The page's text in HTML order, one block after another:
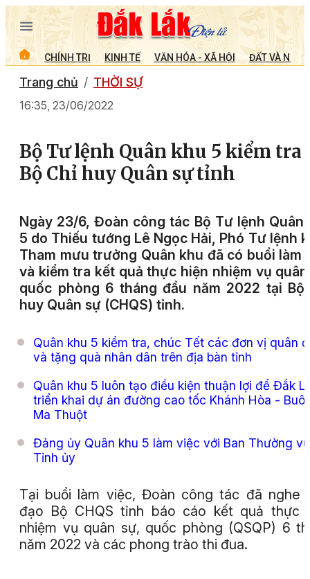
CHÍNH TRỊ KINH TẾ VĂN HÓA - XÃ HỘI ĐẤT VÀ
Trang chủ THỜI SỰ
16:35, 23/06/2022
Bộ Tư lệnh Quân khu 5 kiểm tra
Bộ Chỉ huy Quân sự tỉnh
Ngày 23/6, Đoàn công tác Bộ Tư lệnh Quân
5 do Thiếu tướng Lê Ngọc Hải, Phó Tư lệnh
Tham mưu trưởng Quân khu đã có buổi làm
và kiểm tra kết quả thực hiện nhiệm vụ
quốc phòng 6 tháng đầu năm 2022 tại Bộ
huy Quân sự (CHQS) tỉnh.
Quân khu 5 kiểm tra, chúc Tết các đơn vị quân
và tặng quà nhân dân trên địa bàn tỉnh
Quân khu 5 luôn tạo điều kiện thuận lợi để Đắk
triển khai dự án đường cao tốc Khánh Hòa -
Ma Thuột
Đảng ủy Quân khu 5 làm việc với Ban Thường vụ
Tỉnh ủy
Tại buổi làm việc, Đoàn công tác đã nghe
đạo Bộ CHQS tỉnh báo cáo kết quả thực
nhiệm vụ quân sự, quốc phòng (QSQP) 6
năm 2022 và các phong trào thi đua.